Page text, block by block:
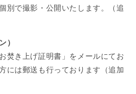
別で撮影・公開いたします。（追
）
焚き上げ証明書」をメールにてお
には郵送も行っております（追加